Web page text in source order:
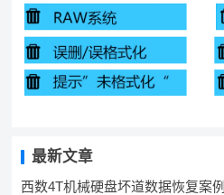
最新文章
西数4T机械硬盘坏道数据恢复案例